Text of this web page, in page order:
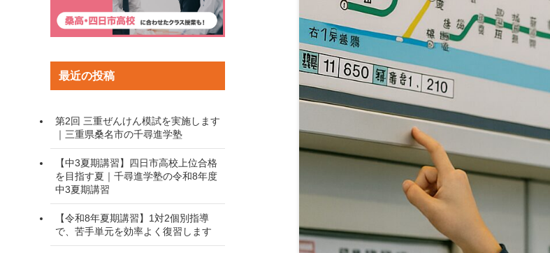
最近の投稿
第2回 三重ぜんけん模試を実施します
｜三重県桑名市の千尋進学塾
【中3夏期講習】四日市高校上位合格
を目指す夏｜千尋進学塾の令和8年度
中3夏期講習
【令和8年夏期講習】1対2個別指導
で、苦手単元を効率よく復習します